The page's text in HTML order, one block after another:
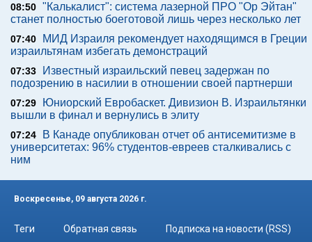
08:50 "Калькалист": система лазерной ПРО "Ор Эйтан"
станет полностью боеготовой лишь через несколько лет
07:40
МИД Израиля рекомендует находящимся в Греции
израильтянам избегать демонстраций
07:33
Известный израильский певец задержан по
подозрению в насилии в отношении своей партнерши
07:29
Юниорский Евробаскет. Дивизион В. Израильтянки
вышли в финал и вернулись в элиту
07:24
В Канаде опубликован отчет об антисемитизме в
университетах: 96% студентов-евреев сталкивались с
ним
Воскресенье, 09 августа 2026 г.
Теги Обратная связь
Подписка на новости (RSS)